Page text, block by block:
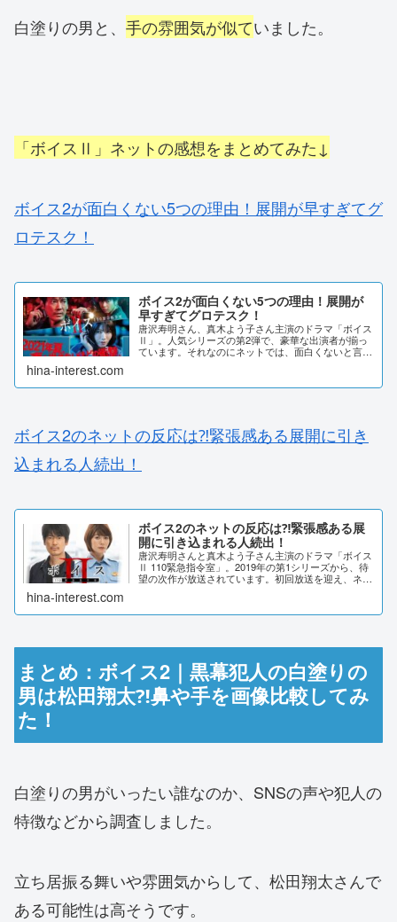
白塗りの男と、 手の雰囲気が似ていました。
「ボイスⅡ」ネットの感想をまとめてみた↓
ボイス2が面白くない5つの理由！展開が早すぎてグ
ロテスク！
ボイス2が面白くない5つの理由！展開が
早すぎてグロテスク！
唐沢寿明さん、真木よう子さん主演のドラマ「ボイス
Ⅱ」。人気シリーズの第2弾で、豪華な出演者が揃っ
ています。それなのにネットでは、面白くないと言っ
hina-interest.com
ボイス2のネットの反応は⁈緊張感ある展開に引き
込まれる人続出！
ボイス2のネットの反応は⁈緊張感ある展
開に引き込まれる人続出！
唐沢寿明さんと真木よう子さん主演のドラマ「ボイス
Ⅱ 110緊急指令室」。2019年の第1シリーズから、待
望の次作が放送されています。初回放送を迎え、ネッ
hina-interest.com
まとめ：ボイス2｜黒幕犯人の白塗りの
男は松田翔太⁈鼻や手を画像比較してみ
た！
白塗りの男がいったい誰なのか、SNSの声や犯人の
特徴などから調査しました。
立ち居振る舞いや雰囲気からして、松田翔太さんで
ある可能性は高そうです。